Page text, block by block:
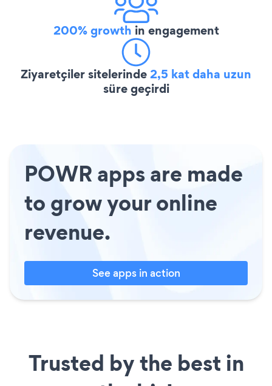
200% growth in engagement
Ziyaretçiler sitelerinde2,5 kat daha uzun
süre geçirdi
POWR apps are made
to grow your online
revenue.
See apps in action
Trusted by the best in